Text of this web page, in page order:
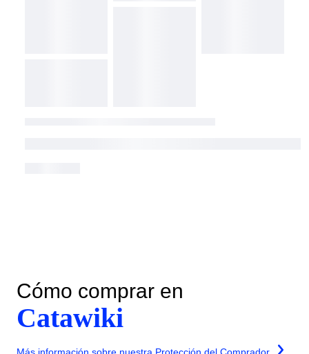
Cómo comprar en
Catawiki